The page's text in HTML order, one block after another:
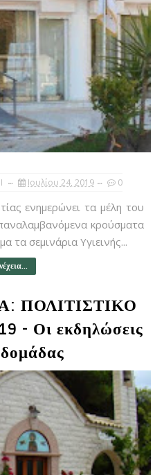
Ιουλίου 24, 2019 0
ενημερώνει τα μέλη του
κρούσματα
τα σεμινάρια Υγιεινής...
ΠΟΛΙΤΙΣΤΙΚΟ
- Οι εκδηλώσεις